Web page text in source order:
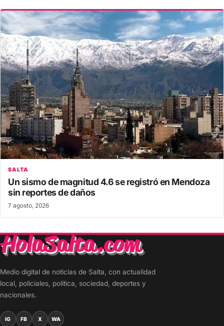
SALTA
Un sismo de magnitud 4.6 se registró en Mendoza
sin reportes de daños
7 agosto, 2026
Medio digital de noticias de Salta, con actualidad
local, policiales, política, sociedad, deportes y
nacionales.
IG FB X WA